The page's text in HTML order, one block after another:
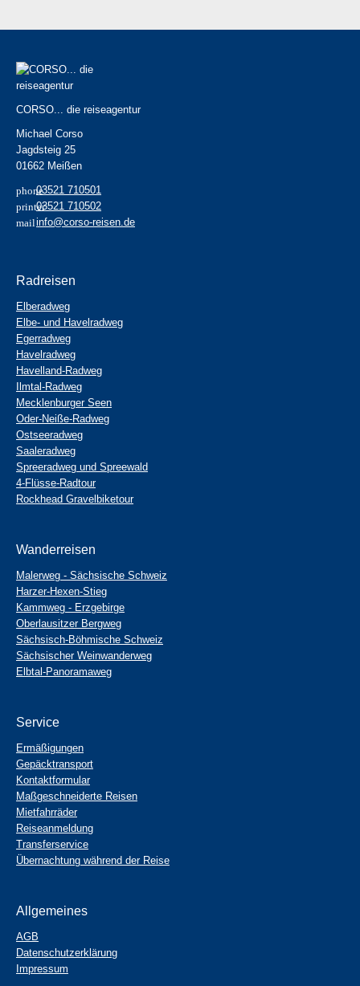
CORSO... die reiseagentur
Michael Corso
Jagdsteig 25
01662 Meißen
03521 710501
03521 710502
info@corso-reisen.de
Radreisen
Elberadweg
Elbe- und Havelradweg
Egerradweg
Havelradweg
Havelland-Radweg
Ilmtal-Radweg
Mecklenburger Seen
Oder-Neiße-Radweg
Ostseeradweg
Saaleradweg
Spreeradweg und Spreewald
4-Flüsse-Radtour
Rockhead Gravelbiketour
Wanderreisen
Malerweg - Sächsische Schweiz
Harzer-Hexen-Stieg
Kammweg - Erzgebirge
Oberlausitzer Bergweg
Sächsisch-Böhmische Schweiz
Sächsischer Weinwanderweg
Elbtal-Panoramaweg
Service
Ermäßigungen
Gepäcktransport
Kontaktformular
Maßgeschneiderte Reisen
Mietfahrräder
Reiseanmeldung
Transferservice
Übernachtung während der Reise
Allgemeines
AGB
Datenschutzerklärung
Impressum